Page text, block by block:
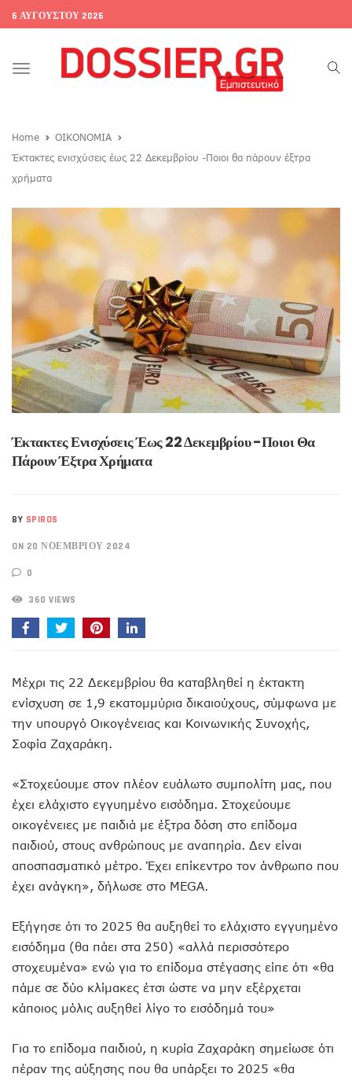
6 ΑΥΓΟΎΣΤΟΥ 2026
Toggle
Home
ΟΙΚΟΝΟΜΙΑ
Έκτακτες ενισχύσεις έως 22 Δεκεμβρίου -Ποιοι θα πάρουν έξτρα
χρήματα
Έκτακτες Ενισχύσεις Έως 22 Δεκεμβρίου -Ποιοι Θα
Πάρουν Έξτρα Χρήματα
BY SPIROS
ON 20 ΝΟΕΜΒΡΊΟΥ 2024
0
360 VIEWS
Μέχρι τις 22 Δεκεμβρίου θα καταβληθεί η έκτακτη
ενίσχυση σε 1,9 εκατομμύρια δικαιούχους, σύμφωνα με
την υπουργό Οικογένειας και Κοινωνικής Συνοχής,
Σοφία Ζαχαράκη.
«Στοχεύουμε στον πλέον ευάλωτο συμπολίτη μας, που
έχει ελάχιστο εγγυημένο εισόδημα. Στοχεύουμε
οικογένειες με παιδιά με έξτρα δόση στο επίδομα
παιδιού, στους ανθρώπους με αναπηρία. Δεν είναι
αποσπασματικό μέτρο. Έχει επίκεντρο τον άνθρωπο που
έχει ανάγκη», δήλωσε στο MEGA.
Εξήγησε ότι το 2025 θα αυξηθεί το ελάχιστο εγγυημένο
εισόδημα (θα πάει στα 250) «αλλά περισσότερο
στοχευμένα» ενώ για το επίδομα στέγασης είπε ότι «θα
πάμε σε δύο κλίμακες έτσι ώστε να μην εξέρχεται
κάποιος μόλις αυξηθεί λίγο το εισόδημά του»
Για το επίδομα παιδιού, η κυρία Ζαχαράκη σημείωσε ότι
πέραν της αύξησης που θα υπάρξει το 2025 «θα